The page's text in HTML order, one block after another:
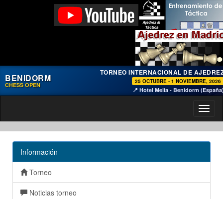
BENIDORM
CHESS OPEN
TORNEO INTERNACIONAL DE
25 OCTUBRE - 1 NOVIEMBRE, 2026
📍 Hotel Melia - Benidorm
Información
Torneo
Noticias torneo